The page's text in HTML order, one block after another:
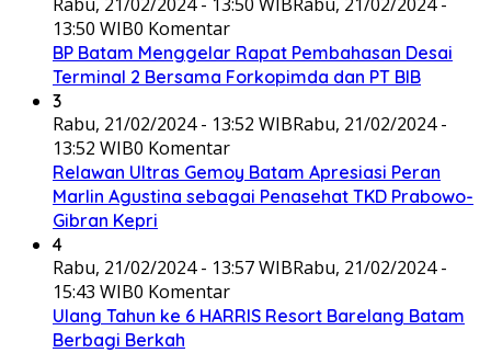
13:50 WIB0 Komentar
BP Batam Menggelar Rapat Pembahasan Desai
Terminal 2 Bersama Forkopimda dan PT BIB
3
Rabu, 21/02/2024 - 13:52 WIBRabu, 21/02/2024 -
13:52 WIB0 Komentar
Relawan Ultras Gemoy Batam Apresiasi Peran
Marlin Agustina sebagai Penasehat TKD Prabowo-
Gibran Kepri
4
Rabu, 21/02/2024 - 13:57 WIBRabu, 21/02/2024 -
15:43 WIB0 Komentar
Ulang Tahun ke 6 HARRIS Resort Barelang Batam
Berbagi Berkah